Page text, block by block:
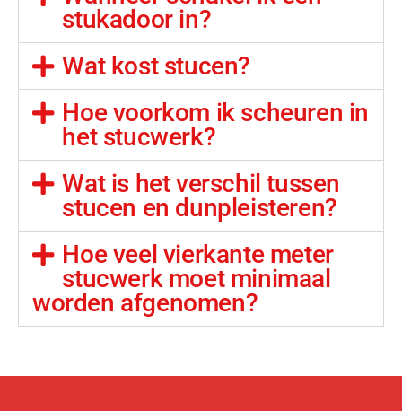
stukadoor in?
Wat kost stucen?
Hoe voorkom ik scheuren in
het stucwerk?
Wat is het verschil tussen
stucen en dunpleisteren?
Hoe veel vierkante meter
stucwerk moet minimaal
worden afgenomen?